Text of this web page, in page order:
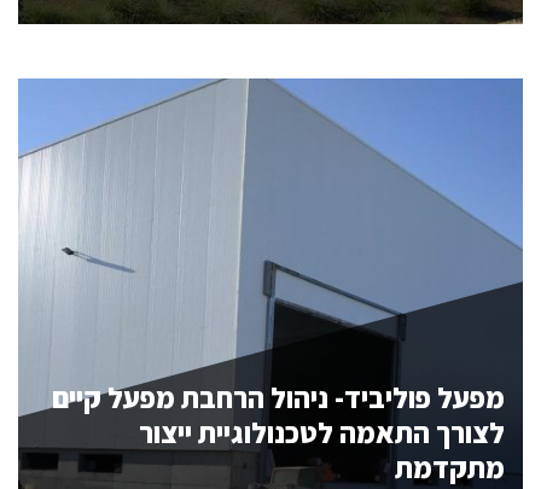
מפעל פוליביד- ניהול הרחבת מפעל קיים
לצורך התאמה לטכנולוגיית ייצור
מתקדמת